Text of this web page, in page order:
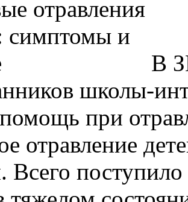
В
школы-
при
отравление
Всего